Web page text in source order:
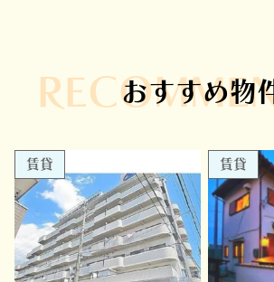
おすすめ物
賃貸 賃貸